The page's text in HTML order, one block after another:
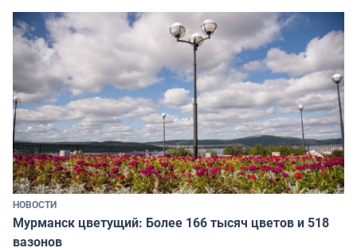
НОВОСТИ
Мурманск цветущий: Более 166 тысяч цветов и 518
вазонов